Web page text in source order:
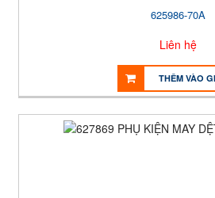
625986-70A
Liên hệ
THÊM VÀO